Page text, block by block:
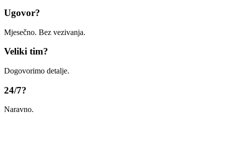
Ugovor?
Mjesečno. Bez vezivanja.
Veliki tim?
Dogovorimo detalje.
24/7?
Naravno.